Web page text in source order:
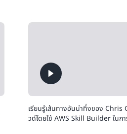
เรียนรู้เส้นทางอันน่าทึ่งของ Chris
วด์โดยใช้ AWS Skill Builder ใน